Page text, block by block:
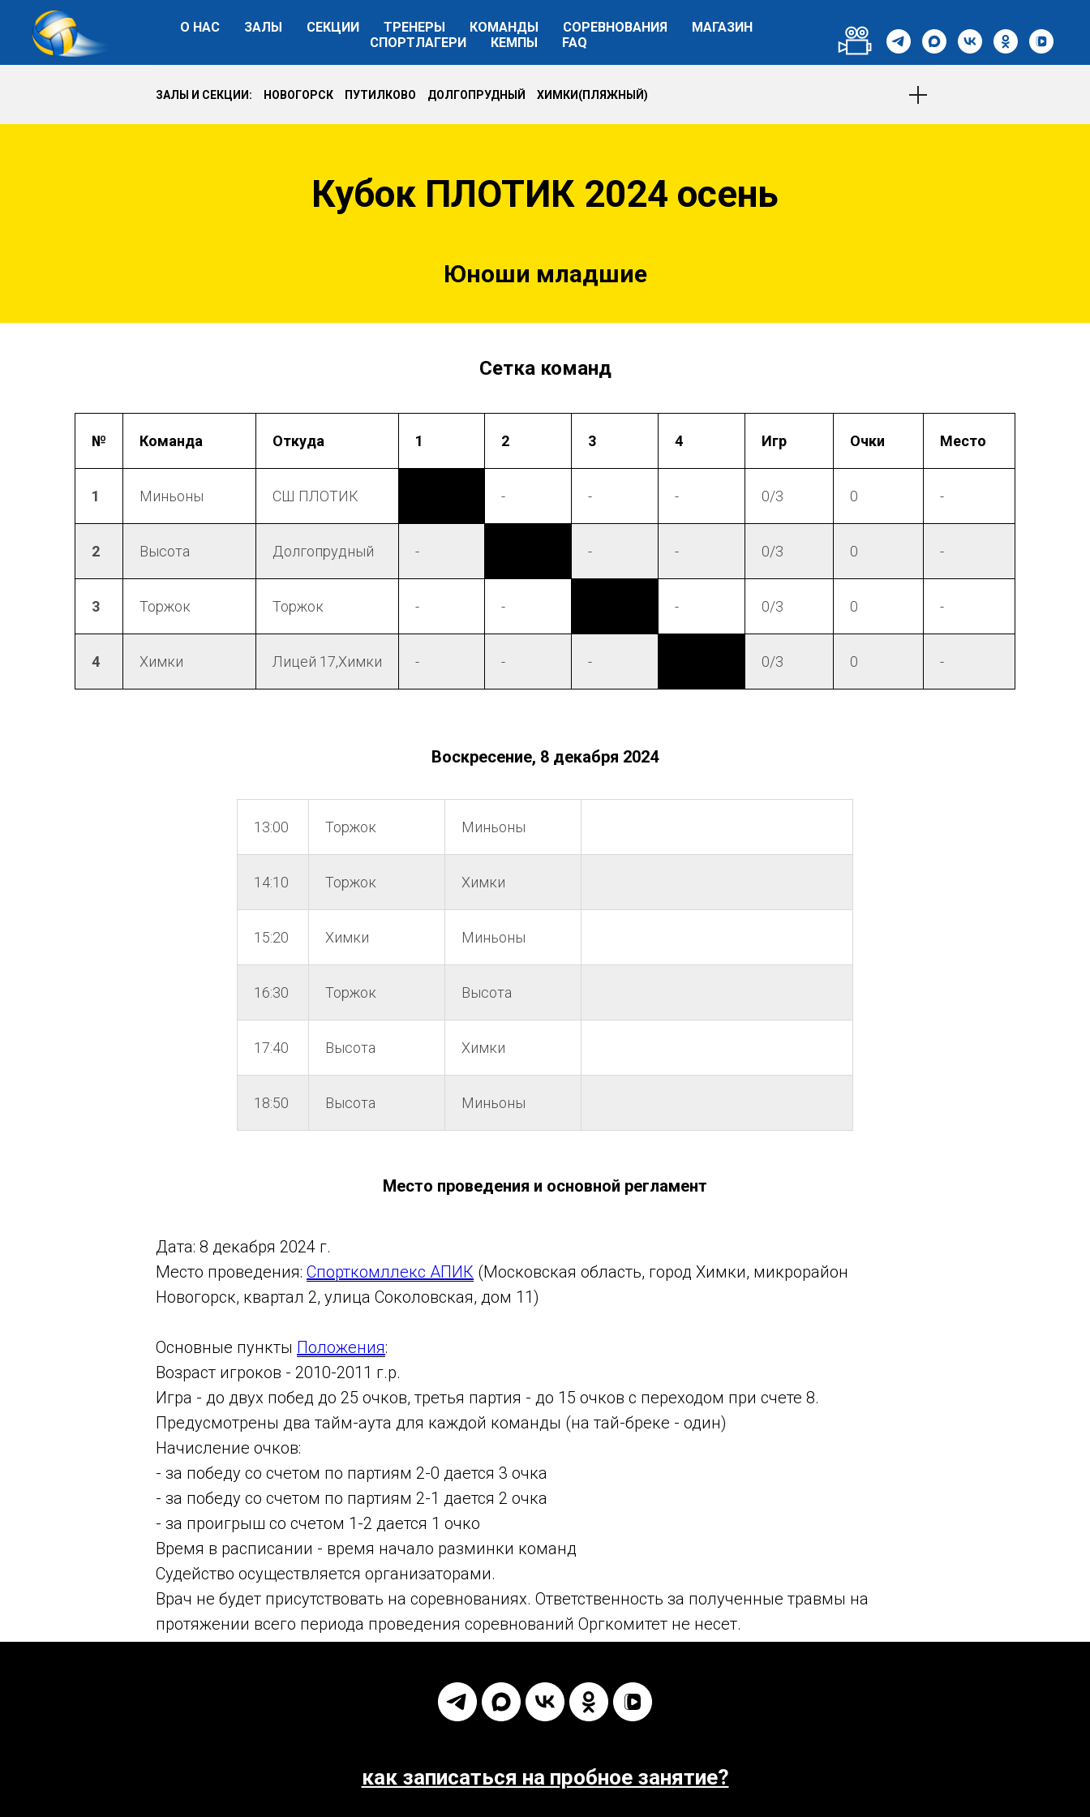
О НАС ЗАЛЫ СЕКЦИИ ТРЕНЕРЫ КОМАНДЫ СОРЕВНОВАНИЯ
МАГАЗИН
СПОРТЛАГЕРИ
КЕМПЫ FAQ
ЗАЛЫ И СЕКЦИИ: НОВОГОРСК ПУТИЛКОВО ДОЛГОПРУДНЫЙ ХИМКИ(ПЛЯЖНЫЙ)
Кубок ПЛОТИК 2024 осень
Юноши младшие
Сетка команд
№ Команда Откуда 1 2 3 4 Игр Очки Место
1 Миньоны СШ ПЛОТИК - - - 0/3 0 -
2 Высота Долгопрудный - - - 0/3 0 -
3 Торжок Торжок - - - 0/3 0 -
4 Химки Лицей 17,Химки - - - 0/3 0 -
Воскресение, 8 декабря 2024
13:00 Торжок Миньоны
14:10 Торжок Химки
15:20 Химки Миньоны
16:30 Торжок Высота
17:40 Высота Химки
18:50 Высота Миньоны
Место проведения и основной регламент
Дата: 8 декабря 2024 г.
Место проведения: Спорткомллекс АПИК (Московская область, город Химки, микрорайон
Новогорск, квартал 2, улица Соколовская, дом 11)
Основные пункты Положения:
Возраст игроков - 2010-2011 г.р.
Игра - до двух побед до 25 очков, третья партия - до 15 очков с переходом при счете 8.
Предусмотрены два тайм-аута для каждой команды (на тай-бреке - один)
Начисление очков:
- за победу со счетом по партиям 2-0 дается 3 очка
- за победу со счетом по партиям 2-1 дается 2 очка
- за проигрыш со счетом 1-2 дается 1 очко
Время в расписании - время начало разминки команд
Судейство осуществляется организаторами.
Врач не будет присутствовать на соревнованиях. Ответственность за полученные травмы на
протяжении всего периода проведения соревнований Оргкомитет не несет.
как записаться на пробное занятие?